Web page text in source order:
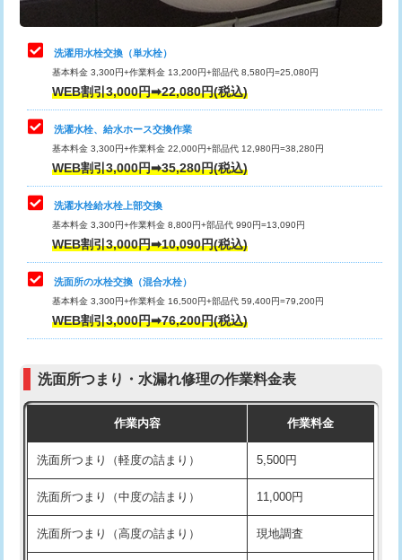
管・ポリ管・HT管使用/3ｍまで)
給水管工事※（ライニング鋼管・銅
管・ポリ管・HT管使用/3ｍ超え)
排水管工事（土の掘削・埋め戻し作
業）
排水管工事（排水管工事/3ｍまで） 55,000円
排水管工事（追加 排水管工事/3ｍ超
え）
マス交換（土の掘削・埋め戻し作業）
マス交換（深さ50㎝未満）
マス交換（深さ50㎝以上）
モルタル補修（厚さ10㎝まで） 27,500円
モルタル補修（厚さ10㎝超え） 38,500円
洗面台設置 38,500円
バスタブ設置 現場見積
止水・漏水調査・防水処理・清掃・修
理・調整・分解・加工など（中作業）
22,000円
止水・漏水調査・防水処理・清掃・修
理・調整・分解・加工など（重作業）
33,000円
キッチンタンク脱着
その他部品の脱着
交換・取付（タンク）
交換・取付(単水栓（壁付・デッキ
式）)
交換・取付(混合水栓（壁付・デッキ
式・ワンホール）)
16,500円+材料費
（P/S/ポップアップ））
交換・取付（その他部品） 11,000円+材料費
持込商品取付（単水栓） 13,200円
持込商品取付（混合水栓） 16,500円
持込商品取付（浄水器・分岐水栓） 16,500円
給水管工事※（ホール加工) 16,500円
洗濯用水栓交換（単水栓）
基本料金 3,300円+作業料金 13,200円+部品代 8,580円=25,080円
WEB割引3,000円➡22,080円(税込)
洗濯水栓、給水ホース交換作業
基本料金 3,300円+作業料金 22,000円+部品代 12,980円=38,280円
WEB割引3,000円➡35,280円(税込)
洗濯水栓給水栓上部交換
基本料金 3,300円+作業料金 8,800円+部品代 990円=13,090円
WEB割引3,000円➡10,090円(税込)
洗面所の水栓交換（混合水栓）
基本料金 3,300円+作業料金 16,500円+部品代 59,400円=79,200円
WEB割引3,000円➡76,200円(税込)
洗面所つまり・水漏れ修理の作業料金表
作業内容 作業料金
洗面所つまり（軽度の詰まり） 5,500円
洗面所つまり（中度の詰まり） 11,000円
洗面所つまり（高度の詰まり） 現地調査